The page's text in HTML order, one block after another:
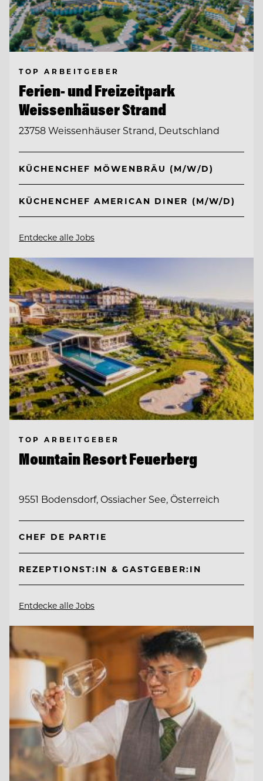
TOP ARBEITGEBER
Ferien- und Freizeitpark
Weissenhäuser Strand
23758 Weissenhäuser Strand, Deutschland
KÜCHENCHEF MÖWENBRÄU (M/W/D)
KÜCHENCHEF AMERICAN DINER (M/W/D)
Entdecke alle Jobs
TOP ARBEITGEBER
Mountain Resort Feuerberg
9551 Bodensdorf, Ossiacher See, Österreich
CHEF DE PARTIE
REZEPTIONST:IN & GASTGEBER:IN
Entdecke alle Jobs